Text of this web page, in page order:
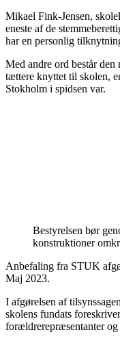
Mikael Fink-Jensen,
eneste af de
har en personlig
Med andre ord består den
tættere knyttet til skolen,
Stokholm i spidsen var.
Bestyrelsen bør
konstruktioner
Anbefaling fra STUK
Maj 2023.
I afgørelsen af
skolens fundats
forældrerepræsentanter